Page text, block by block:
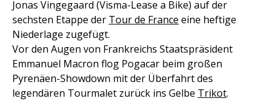
Jonas Vingegaard (Visma-Lease a Bike) auf der
sechsten Etappe der Tour de France eine heftige
Niederlage zugefügt.
Vor den Augen von Frankreichs Staatspräsident
Emmanuel Macron flog Pogacar beim großen
Pyrenäen-Showdown mit der Überfahrt des
legendären Tourmalet zurück ins Gelbe Trikot.